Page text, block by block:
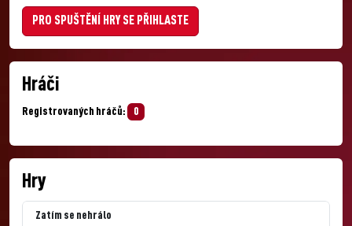
PRO SPUŠTĚNÍ HRY SE PŘIHLASTE
Hráči
Registrovaných hráčů: 0
Hry
Zatím se nehrálo